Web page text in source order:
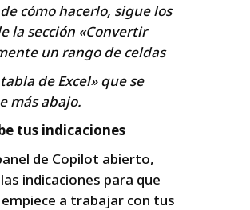
cómo hacerlo, sigue los
la sección «Convertir
un rango de celdas
de Excel» que se
más abajo.
tus indicaciones
de Copilot abierto,
indicaciones para que
a trabajar con tus